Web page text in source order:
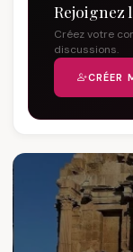
Rejoignez
Créez votre
discussions.
CRÉER